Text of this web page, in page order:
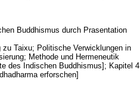
Buddhismus durch Prasentation
Taixu; Politische Verwicklungen in
Methode und Hermeneutik
des Indischen Buddhismus]; Kapitel 4
erforschen]